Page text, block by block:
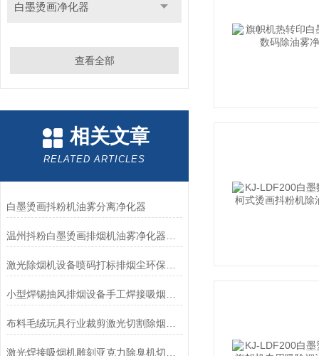
白墨烫画净化器
查看全部
相关文章
RELATED ARTICLES
白墨烫画抖粉机油雾分离净化器